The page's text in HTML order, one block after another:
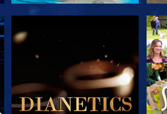
UTFORSKA SERIEN